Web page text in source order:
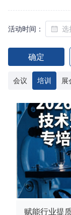
活动时间：
确定
会议 培训 展
赋能行业提